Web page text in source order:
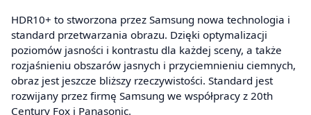
HDR10+ to stworzona przez Samsung nowa technologia i
standard przetwarzania obrazu. Dzięki optymalizacji
poziomów jasności i kontrastu dla każdej sceny, a także
rozjaśnieniu obszarów jasnych i przyciemnieniu ciemnych,
obraz jest jeszcze bliższy rzeczywistości. Standard jest
rozwijany przez firmę Samsung we współpracy z 20th
Century Fox i Panasonic.